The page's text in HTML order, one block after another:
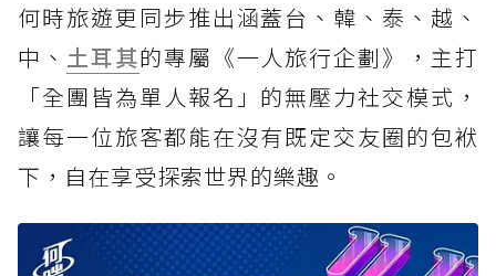
何時旅遊更同步推出涵蓋台、韓、泰、越、
中、 土耳其的專屬《一人旅行企劃》，主打
「全團皆為單人報名」的無壓力社交模式，
讓每一位旅客都能在沒有既定交友圈的包袱
下，自在享受探索世界的樂趣。